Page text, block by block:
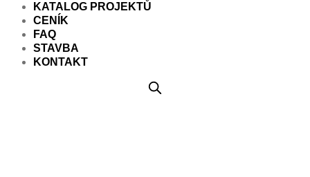
KATALOG PROJEKTŮ
CENÍK
FAQ
STAVBA
KONTAKT